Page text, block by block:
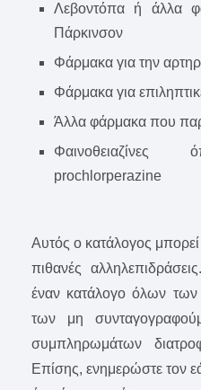
Λεβοντόπα ή άλλα
Πάρκινσον
Φάρμακα για την
Φάρμακα για
Άλλα φάρμακα που
Φαινοθειαζίνες
prochlorperazine
Αυτός ο κατάλογος μπορεί
πιθανές
έναν κατάλογο όλων
των μη
συμπληρωμάτων
Επίσης, ενημερώστε τον